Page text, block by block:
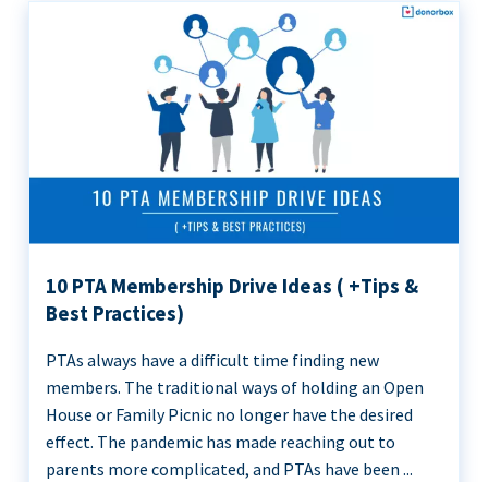
10 PTA Membership Drive Ideas ( +Tips &
Best Practices)
PTAs always have a difficult time finding new
members. The traditional ways of holding an Open
House or Family Picnic no longer have the desired
effect. The pandemic has made reaching out to
parents more complicated, and PTAs have been ...